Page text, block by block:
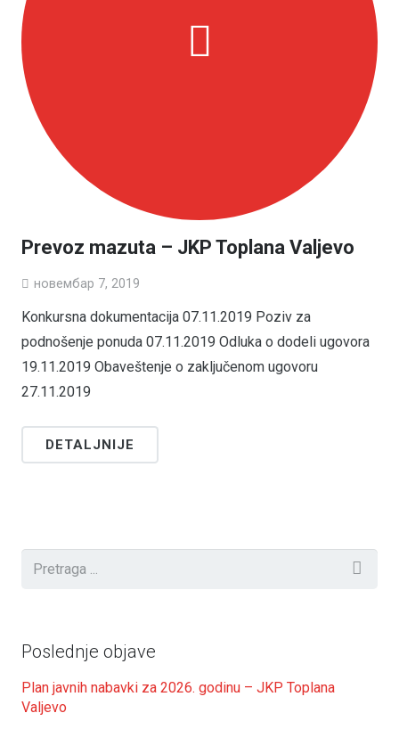
Prevoz mazuta – JKP Toplana Valjevo
новембар 7, 2019
Konkursna dokumentacija 07.11.2019 Poziv za
podnošenje ponuda 07.11.2019 Odluka o dodeli ugovora
19.11.2019 Obaveštenje o zaključenom ugovoru
27.11.2019
DETALJNIJE
Poslednje objave
Plan javnih nabavki za 2026. godinu – JKP Toplana
Valjevo